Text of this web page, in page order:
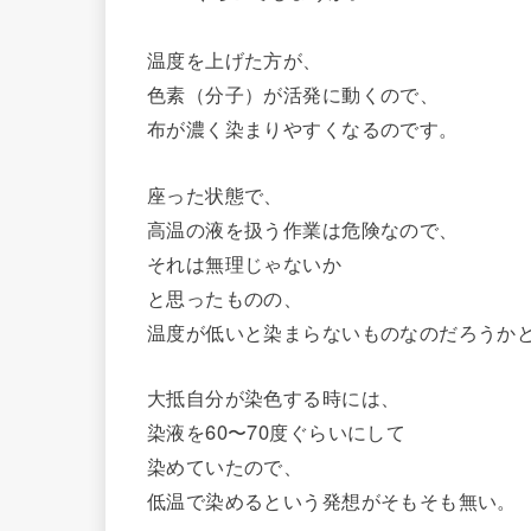
温度を上げた方が、
色素（分子）が活発に動くので、
布が濃く染まりやすくなるのです。
座った状態で、
高温の液を扱う作業は危険なので、
それは無理じゃないか
と思ったものの、
温度が低いと染まらないものなのだろうか
大抵自分が染色する時には、
染液を60〜70度ぐらいにして
染めていたので、
低温で染めるという発想がそもそも無い。